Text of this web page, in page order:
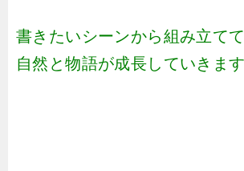
書きたいシーンから組み立て
自然と物語が成長していきます